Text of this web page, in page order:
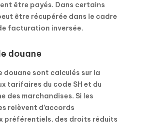
être payés. Dans certains
être récupérée dans le cadre
facturation inversée.
douane
douane sont calculés sur la
tarifaires du code SH et du
des marchandises. Si les
relèvent d’accords
préférentiels, des droits réduits